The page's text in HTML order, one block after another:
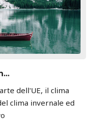
dell'UE, il clima
clima invernale ed